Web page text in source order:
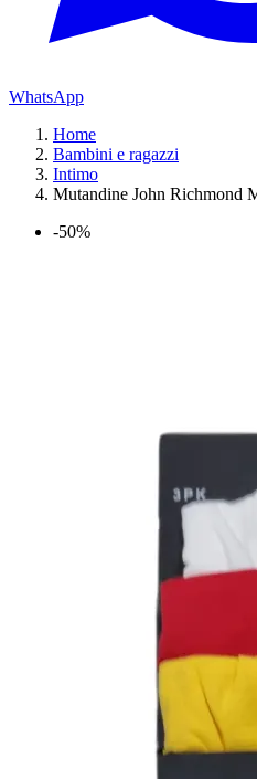
WhatsApp
Home
Bambini e ragazzi
Intimo
Mutandine John Richmond
-50%